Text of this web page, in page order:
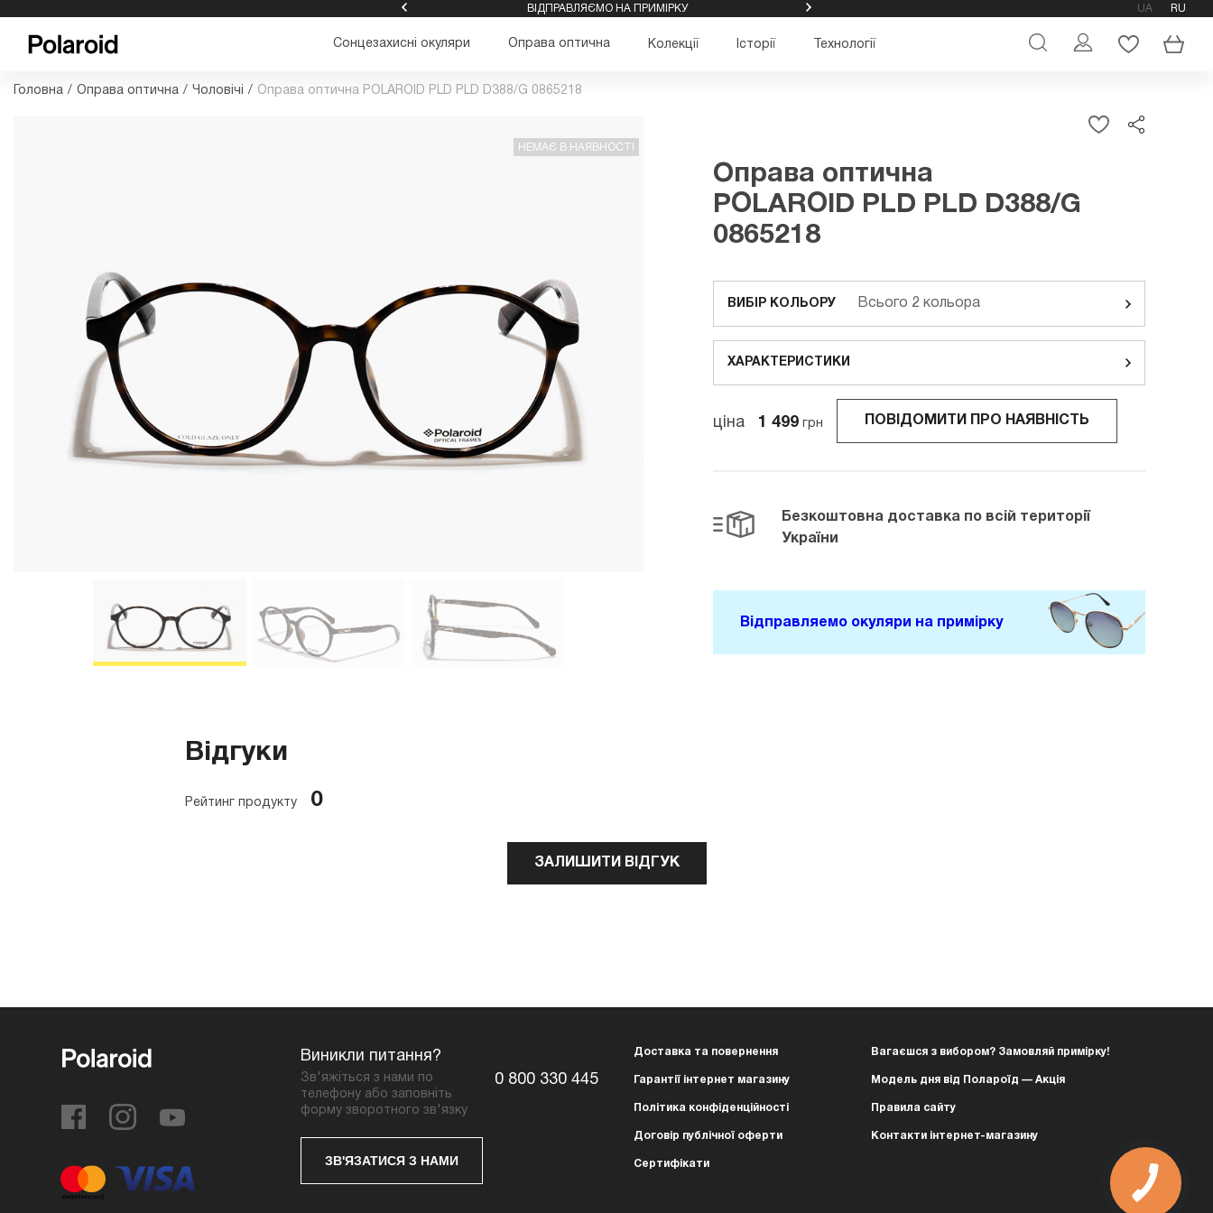
ВІДПРАВЛЯЄМО НА ПРИМІРКУ UA RU
Сонцезахисні окуляри Оправа оптична Колекції Історії Технології
Головна / Оправа оптична / Чоловічі / Оправа оптична POLAROID PLD PLD D388/G 0865218
НЕМАЄ В НАЯВНОСТІ
Оправа оптична
POLAROID PLD PLD D388/G
0865218
ВИБІР КОЛЬОРУ Всього 2 кольора
ХАРАКТЕРИСТИКИ
ціна 1 499 грн ПОВІДОМИТИ ПРО НАЯВНІСТЬ
Безкоштовна доставка по всій території
України
Відправляемо окуляри на примірку
Відгуки
Рейтинг продукту 0
ЗАЛИШИТИ ВІДГУК
Виникли питання?
Зв'яжіться з нами по
телефону або заповніть
форму зворотного зв'язку
0 800 330 445
ЗВ'ЯЗАТИСЯ З НАМИ
Доставка та повернення
Гарантії інтернет магазину
Політика конфіденційності
Договір публічної оферти
Сертифікати
Вагаєшся з вибором? Замовляй примірку!
Модель дня від Полароїд — Акція
Правила сайту
Контакти інтернет-магазину